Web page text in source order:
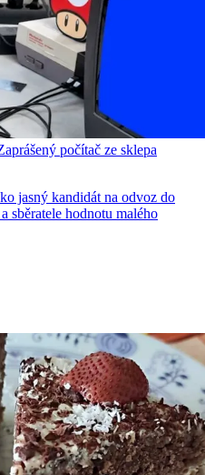
počítač ze sklepa
jasný kandidát na odvoz do
sběratele hodnotu malého